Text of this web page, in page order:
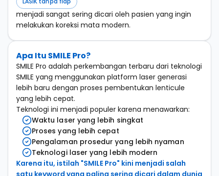
menjadi sangat sering dicari oleh pasien yang ingin
melakukan koreksi mata modern.
Apa Itu SMILE Pro?
SMILE Pro adalah perkembangan terbaru dari teknologi
SMILE yang menggunakan platform laser generasi
lebih baru dengan proses pembentukan lenticule
yang lebih cepat.
Teknologi ini menjadi populer karena menawarkan:
Waktu laser yang lebih singkat
Proses yang lebih cepat
Pengalaman prosedur yang lebih nyaman
Teknologi laser yang lebih modern
Karena itu, istilah "SMILE Pro" kini menjadi salah
satu keyword yang paling sering dicari dalam dunia